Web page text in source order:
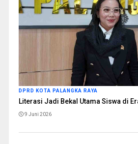
DPRD KOTA PALANGKA RAYA
Literasi Jadi Bekal Utama Siswa di
9 Juni 2026